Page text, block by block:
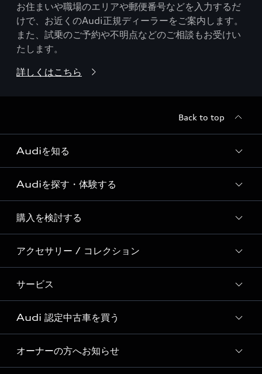
お住まいや職場のエリアや郵便番号などを入力するだ
けで、お近くのAudi正規ディーラーをご案内します。
また、試乗のご予約や不明点などのご相談もお受けい
たします。
詳しくはこちら
Back to top
Audiを知る
Audi ブランド
Story of Progress
Audi Sport
Formula 1®
デジタルサービス
Audiを探す・体験する
ディーラー検索
新車在庫検索
試乗車・展示車検索
見積り依頼
試乗予約
購入を検討する
モデル一覧
特別仕様モデル / 限定モデル
e-tronラインアップ
価格シミュレーション
車両比較
アクセサリー / コレクション
純正アクセサリー
オンラインショップ
Audi collection
アウディナビアプリ
サービス
サービス入庫予約
サービスプログラム
メンテナンス
Audi 認定中古車を買う
Audi認定中古車
オーナーの方へお知らせ